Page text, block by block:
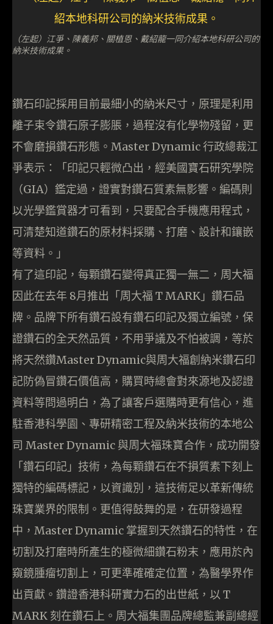
（左起）江爭、陳義邦、關植恩、戴紹龍一同介紹本地科研公司的
納米技術成果。
鑽石印記採用目前最細小的納米尺寸，原理是利用
離子束令鑽石原子膨脹，過程沒有化學物殘留，更
不會磨損鑽石形態。Master Dynamic 行政總裁江
爭表示：「印記只輕微凸出，經美國寶石研究學院
（GIA）鑑定過，證實對鑽石質素無影響。編碼則
以光學鑑賞器才可看到，只要配合手機應用程式，
可清楚知道鑽石的原材料採購、打磨、設計和鑲嵌
等資料。」
有了這印記，每顆鑽石變得真正獨一無二，周大福
因此在去年 8月推出「周大福 T MARK」鑽石品
牌。品牌下所有鑽石設有鑽石印記及獨立編號，保
證鑽石的全天然品質，不用爭議及不怕被調，等於
將天然鑽Master Dynamic與周大福創納米鑽石印
記防偽冒鑽石價值高，購買時總會對來源地及認證
資料等問過明白，為了讓客戶選購時更有信心，進
駐香港科學園、專研精密工程及納米技術的本地公
司 Master Dynamic 與周大福珠寶合作，成功開發
「鑽石印記」技術，為每顆鑽石在不損質素下刻上
獨特的編碼標記，以資識別，這技術足以革新傳統
珠寶業界的限制。更值得鼓舞的是，在研發過程
中，Master Dynamic 掌握到天然鑽石的特性，在
切割及打磨時所產生的極微細鑽石粉末，應用於內
窺鏡腫瘤切割上，可更準確確定位置，為醫學界作
出貢獻。鑽證香港科研實力石的出世紙，以 T
MARK 刻在鑽石上。周大福集團品牌總監兼副總經